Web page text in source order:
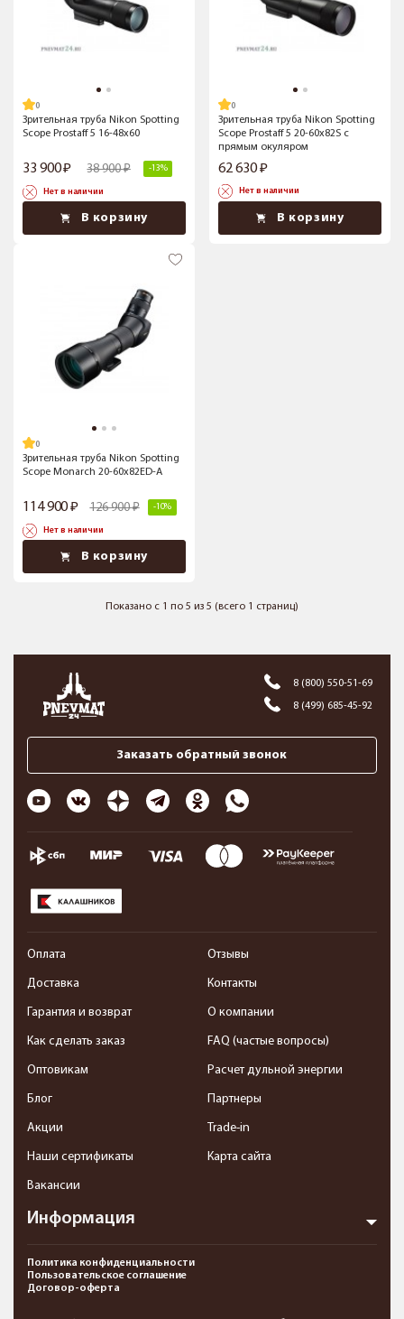
Зрительная труба Nikon Spotting
Scope Prostaff 5 16-48x60
33 900 38 900 -13%
Нет в наличии
В корзину
Зрительная труба Nikon Spotting
Scope Prostaff 5 20-60x82S с
прямым окуляром
62 630
Нет в наличии
В корзину
Зрительная труба Nikon Spotting
Scope Monarch 20-60x82ED-A
114 900 126 900 -10%
Нет в наличии
В корзину
Показано с 1 по 5 из 5 (всего 1 страниц)
8 (800) 550-51-69
8 (499) 685-45-92
Заказать обратный звонок
Информация
Оплата
Доставка
Гарантия и возврат
Как сделать заказ
Оптовикам
Блог
Акции
Наши сертификаты
Вакансии
Отзывы
Контакты
О компании
FAQ (частые вопросы)
Расчет дульной энергии
Партнеры
Trade-in
Карта сайта
Политика конфиденциальности
Пользовательское соглашение
Договор-оферта